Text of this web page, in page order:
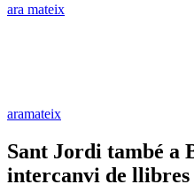
ara mateix
aramateix
Sant Jordi també a
intercanvi de llibres